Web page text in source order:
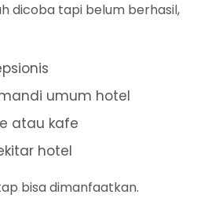
dicoba tapi belum berhasil,
umum hotel
atau kafe
hotel
bisa dimanfaatkan.